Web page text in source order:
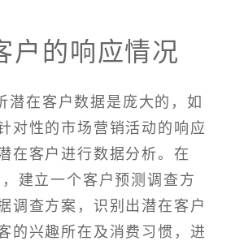
户的响应情况
潜在客户数据是庞大的，如
对性的市场营销活动的响应
在客户进行数据分析。在
建立一个客户预测调查方
调查方案，识别出潜在客户
的兴趣所在及消费习惯，进